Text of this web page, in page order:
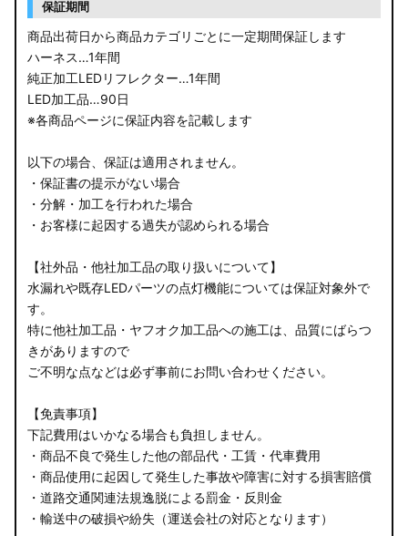
保証期間
商品出荷日から商品カテゴリごとに一定期間保証します
ハーネス…1年間
純正加工LEDリフレクター…1年間
LED加工品…90日
※各商品ページに保証内容を記載します
以下の場合、保証は適用されません。
・保証書の提示がない場合
・分解・加工を行われた場合
・お客様に起因する過失が認められる場合
【社外品・他社加工品の取り扱いについて】
水漏れや既存LEDパーツの点灯機能については保証対象外で
す。
特に他社加工品・ヤフオク加工品への施工は、品質にばらつ
きがありますので
ご不明な点などは必ず事前にお問い合わせください。
【免責事項】
下記費用はいかなる場合も負担しません。
・商品不良で発生した他の部品代・工賃・代車費用
・商品使用に起因して発生した事故や障害に対する損害賠償
・道路交通関連法規逸脱による罰金・反則金
・輸送中の破損や紛失（運送会社の対応となります）